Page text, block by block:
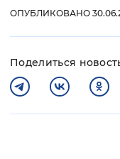
ОПУБЛИКОВАНО
Поделиться